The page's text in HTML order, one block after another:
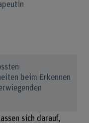
beim Erkennen
sich darauf,